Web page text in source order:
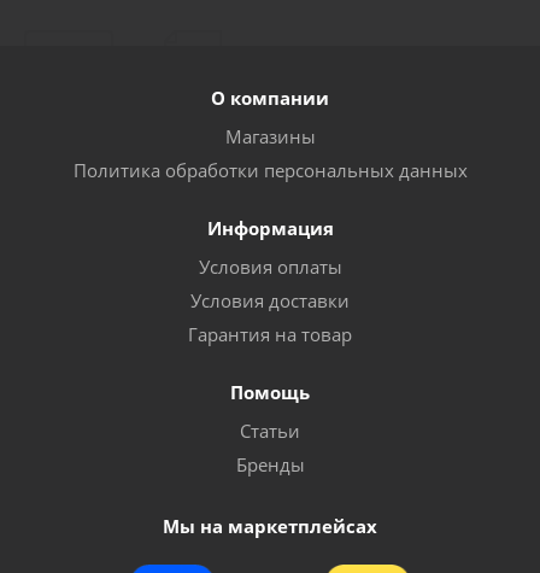
О компании
Магазины
Политика обработки персональных данных
Информация
Условия оплаты
Условия доставки
Гарантия на товар
Помощь
Статьи
Бренды
Мы на маркетплейсах